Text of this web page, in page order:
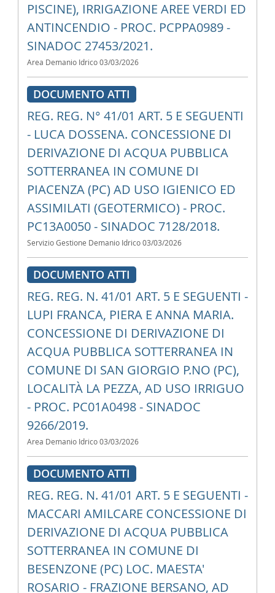
PISCINE), IRRIGAZIONE AREE VERDI ED
ANTINCENDIO - PROC. PCPPA0989 -
SINADOC 27453/2021.
Area Demanio Idrico 03/03/2026
DOCUMENTO ATTI
REG. REG. N° 41/01 ART. 5 E SEGUENTI
- LUCA DOSSENA. CONCESSIONE DI
DERIVAZIONE DI ACQUA PUBBLICA
SOTTERRANEA IN COMUNE DI
PIACENZA (PC) AD USO IGIENICO ED
ASSIMILATI (GEOTERMICO) - PROC.
PC13A0050 - SINADOC 7128/2018.
Servizio Gestione Demanio Idrico 03/03/2026
DOCUMENTO ATTI
REG. REG. N. 41/01 ART. 5 E SEGUENTI -
LUPI FRANCA, PIERA E ANNA MARIA.
CONCESSIONE DI DERIVAZIONE DI
ACQUA PUBBLICA SOTTERRANEA IN
COMUNE DI SAN GIORGIO P.NO (PC),
LOCALITÀ LA PEZZA, AD USO IRRIGUO
- PROC. PC01A0498 - SINADOC
9266/2019.
Area Demanio Idrico 03/03/2026
DOCUMENTO ATTI
REG. REG. N. 41/01 ART. 5 E SEGUENTI -
MACCARI AMILCARE CONCESSIONE DI
DERIVAZIONE DI ACQUA PUBBLICA
SOTTERRANEA IN COMUNE DI
BESENZONE (PC) LOC. MAESTA'
ROSARIO - FRAZIONE BERSANO, AD